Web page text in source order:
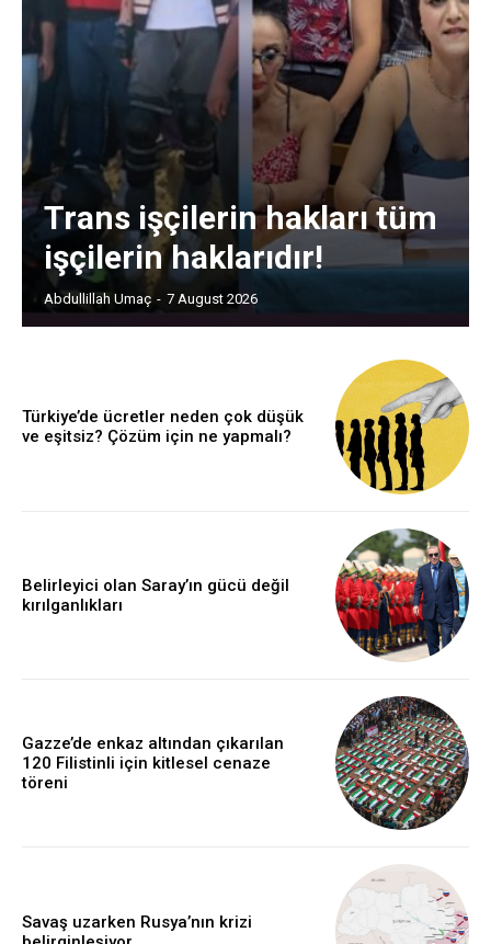
Trans işçilerin hakları tüm
işçilerin haklarıdır!
Abdullillah Umaç - 7 August 2026
Türkiye’de ücretler neden çok düşük
ve eşitsiz? Çözüm için ne yapmalı?
Belirleyici olan Saray’ın gücü değil
kırılganlıkları
Gazze’de enkaz altından çıkarılan
120 Filistinli için kitlesel cenaze
töreni
Savaş uzarken Rusya’nın krizi